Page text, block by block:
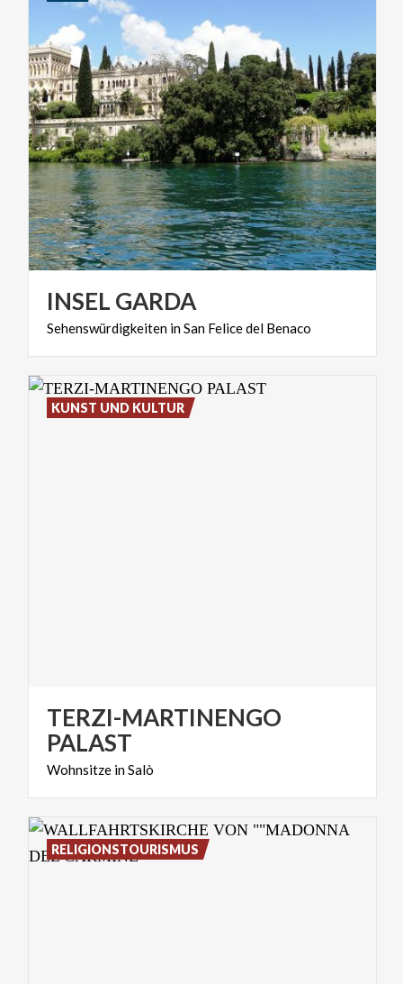
INSEL GARDA
Sehenswürdigkeiten inSan Felicedel Benaco
TERZI-MARTINENGO
PALAST
Wohnsitze inSalò
KUNST UND KULTUR
RELIGIONSTOURISMUS